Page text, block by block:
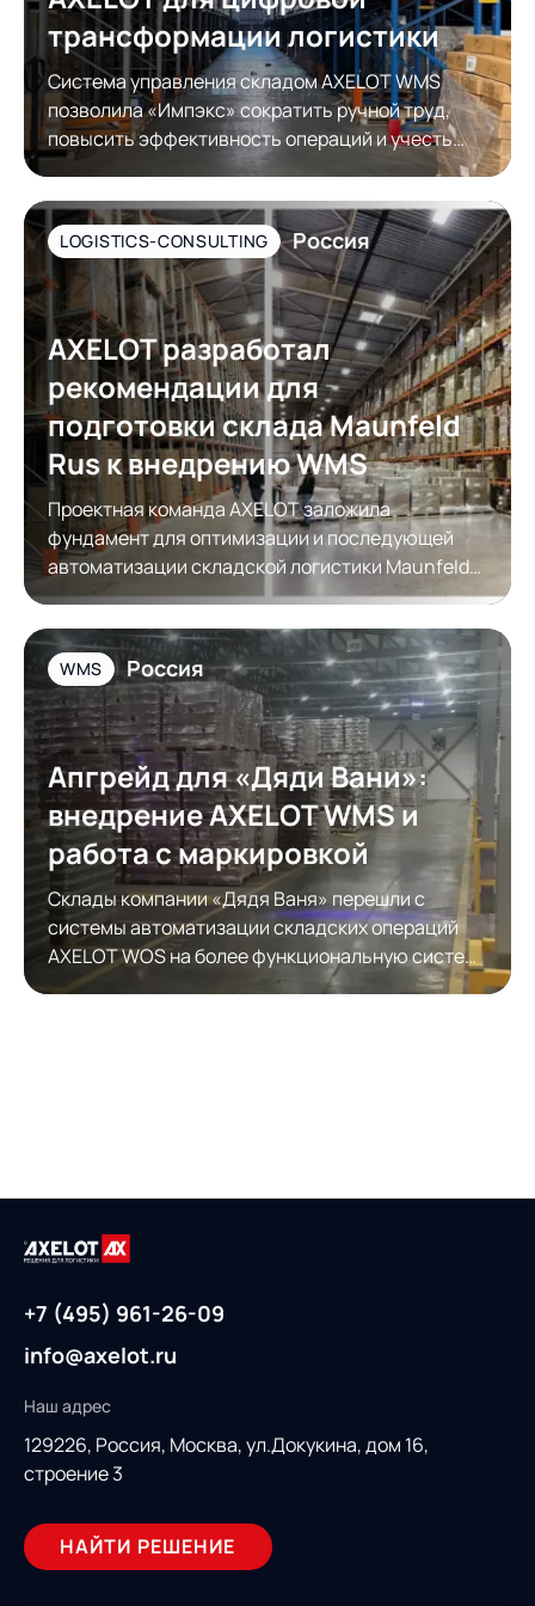
трансформации логистики
Система управления складом AXELOT WMS
позволила «Импэкс» сократить ручной труд,
повысить эффективность операций и учесть
требования контрагентов к упаковке товара
LOGISTICS-CONSULTING Россия
AXELOT разработал
рекомендации для
подготовки склада Maunfeld
Rus к внедрению WMS
Проектная команда AXELOT заложила
фундамент для оптимизации и последующей
автоматизации складской логистики Maunfeld
Rus
WMS Россия
Апгрейд для «Дяди Вани»:
внедрение AXELOT WMS и
работа с маркировкой
Склады компании «Дядя Ваня» перешли с
системы автоматизации складских операций
AXELOT WOS на более функциональную систему
автоматизации складской логистики AXELOT
+7 (495) 961-26-09
info@axelot.ru
Наш адрес
129226, Россия, Москва, ул.Докукина, дом 16,
строение 3
НАЙТИ РЕШЕНИЕ